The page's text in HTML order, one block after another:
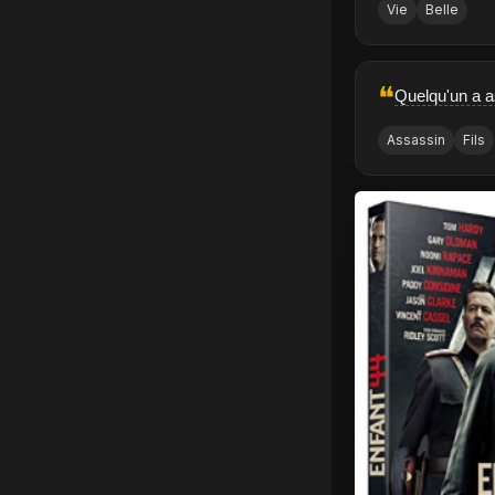
Vie Belle
❝Quelqu'un a
Assassin Fils